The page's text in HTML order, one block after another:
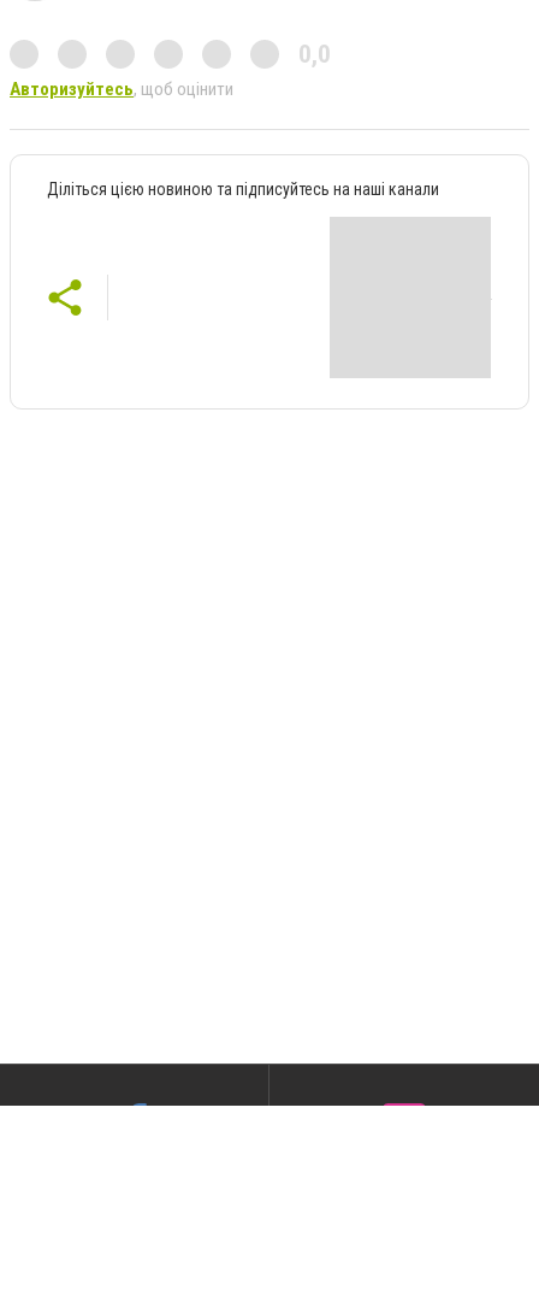
0,0
Авторизуйтесь, щоб оцінити
Діліться цією новиною та підписуйтесь на наші канали